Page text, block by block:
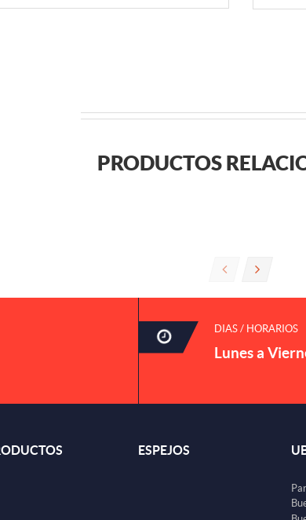
PRODUCTOS
DIAS / HORARIOS
Lunes a
ESPEJOS